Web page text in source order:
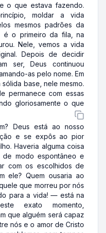
o que estava fazendo.
moldar a vida
mesmos padrões da
é o primeiro da fila, na
Nele, vemos a vida
Depois de decidir
ser, Deus continuou
as pelo nome. Em
base, nele mesmo.
permanece com essas
gloriosamente o que
Deus está ao nosso
e se expôs ao pior
Haveria alguma coisa
modo espontâneo e
com os escolhidos de
ele? Quem ousaria ao
que morreu por nós
para a vida! — está na
exato momento,
que alguém será capaz
nós e o amor de Cristo